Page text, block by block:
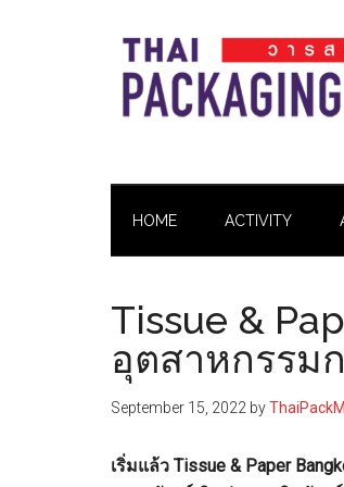
Pack
HOME ACTIVITY
Tissue &
อุตสาหกรรม
September 15, 2022 by
เริ่มแล้ว Tissue & Paper